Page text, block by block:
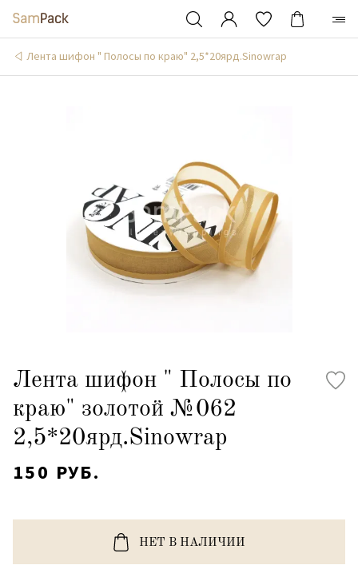
Лента шифон " Полосы по краю" 2,5*20ярд.Sinowrap
Лента шифон " Полосы по
краю" золотой №062
2,5*20ярд.Sinowrap
150 РУБ.
НЕТ В НАЛИЧИИ